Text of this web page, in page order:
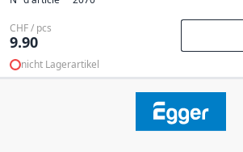
CHF / pcs
9.90
nicht Lagerartikel